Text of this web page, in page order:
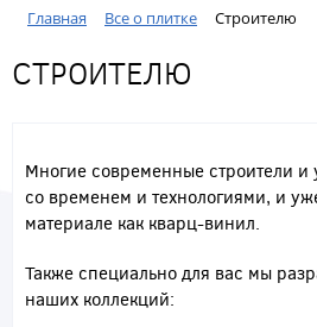
Главная Все о плитке Строителю
СТРОИТЕЛЮ
Многие современные строители и
со временем и технологиями, и
материале как кварц-винил.
Также специально для вас мы
наших коллекций: